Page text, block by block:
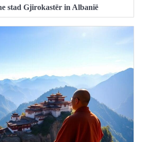
stad Gjirokastër in Albanië